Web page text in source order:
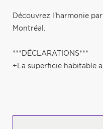
Découvrez l'harmonie
Montréal.
***DÉCLARATIONS***
+La superficie habitable